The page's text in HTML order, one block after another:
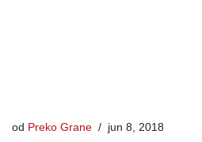
od Preko Grane jun 8, 2018